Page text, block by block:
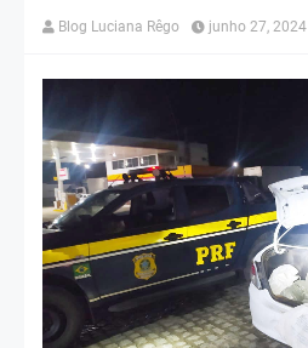
Blog Luciana Rêgo junho 27, 2024